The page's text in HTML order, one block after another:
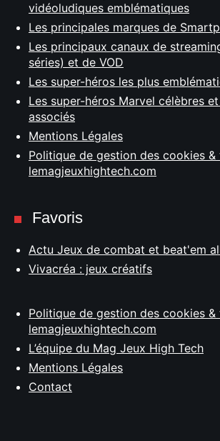
vidéoludiques emblématiques
Les principales marques de
Les principaux canaux de
séries) et de VOD
Les super-héros les plus
Les super-héros Marvel célèbres
associés
Mentions Légales
Politique de gestion des cookies &
lemagjeuxhightech.com
Favoris
Actu Jeux de combat et beat'em
Vivacréa : jeux créatifs
Politique de gestion des cookies &
lemagjeuxhightech.com
L’équipe du Mag Jeux High Tech
Mentions Légales
Contact